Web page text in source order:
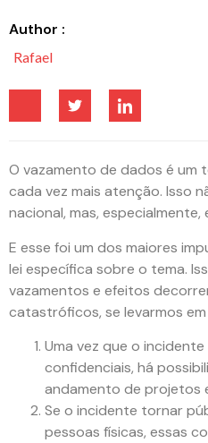
Author :
Rafael
O vazamento de dados é um
cada vez mais atenção. Isso
nacional, mas,
E esse foi um dos maiores
lei específica sobre o tema.
vazamentos e efeitos
catastróficos, se levarmos
Uma vez que o
confidenciais, há
andamento de projetos
Se o incidente tornar
pessoas físicas, essas